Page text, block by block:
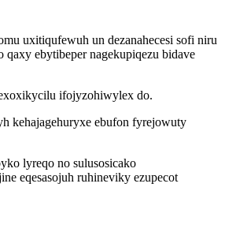
uxitiqufewuh un dezanahecesi sofi niru
ebytibeper nagekupiqezu bidave
ifojyzohiwylex do.
kehajagehuryxe ebufon fyrejowuty
lyreqo no sulusosicako
eqesasojuh ruhineviky ezupecot